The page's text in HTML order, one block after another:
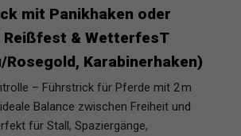
mit Panikhaken oder
Reißfest & WetterfesT
Rosegold, Karabinerhaken)
– Führstrick für Pferde mit 2 m
Balance zwischen Freiheit und
für Stall, Spaziergänge,